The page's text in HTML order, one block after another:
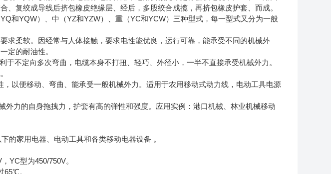
、复绞成导线后挤包橡皮绝缘层、经后，多股绞合成揽，再挤包橡皮护套、而成。
和YQW）、中（YZ和YZW）、重（YC和YCW）三种型式，每一型式又分为一般
求柔软。因经常与人体接触，要求电性能优良，运行可靠，能承受不同的机械外
定的耐油性。
于不定向多次弯曲，电缆本身不打扭、轻巧、外径小，一半不直接承受机械外力。
以便移动、弯曲、能承受一般机械外力。适用于农用移动式动力线，电动工具电源
外力的自身拖拽力，护套有高的弹性和强度。应用实例：港口机械、林业机械移动
的家用电器、电动工具和各类移动电器设备 。
YC型为450/750V。
。